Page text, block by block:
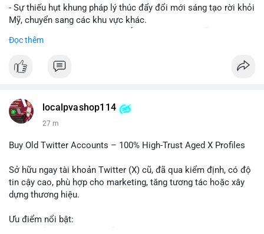
- Sự thiếu hụt khung pháp lý thúc đẩy đổi mới sáng tạo rời khỏi
Mỹ, chuyển sang các khu vực khác.
trường khi Mỹ còn đang lúng túng về luật pháp.
#binancesquare #blockchain
#vlikevn #titanbot
📰 Nguồn: Cointelegraph
Đọc thêm
localpvashop114
27 m
Buy Old Twitter Accounts – 100% High-Trust Aged X Profiles
Sở hữu ngay tài khoản Twitter (X) cũ, đã qua kiểm định, có độ
tin cậy cao, phù hợp cho marketing, tăng tương tác hoặc xây
dựng thương hiệu.
Ưu điểm nổi bật: